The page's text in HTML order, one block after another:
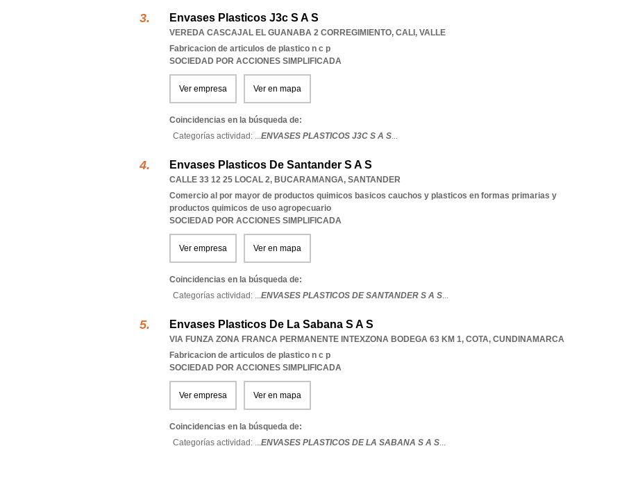
Envases Plasticos J3c S A S
VEREDA CASCAJAL EL GUANABA 2 CORREGIMIENTO, CALI , VALLE
Fabricacion de articulos de plastico n c p
SOCIEDAD POR ACCIONES SIMPLIFICADA
Ver empresa Ver en mapa
Coincidencias en la búsqueda de:
Categorías actividad: ...ENVASES PLASTICOS J3C S A S...
Envases Plasticos De Santander S A S
CALLE 33 12 25 LOCAL 2, BUCARAMANGA, SANTANDER
Comercio al por mayor de productos quimicos basicos cauchos y plasticos en formas primarias y
productos quimicos de uso agropecuario
SOCIEDAD POR ACCIONES SIMPLIFICADA
Ver empresa Ver en mapa
Coincidencias en la búsqueda de:
Categorías actividad: ...ENVASES PLASTICOS DE SANTANDER S A S...
Envases Plasticos De La Sabana S A S
VIA FUNZA ZONA FRANCA PERMANENTE INTEXZONA BODEGA 63 KM 1, COTA, CUNDINAMARCA
Fabricacion de articulos de plastico n c p
SOCIEDAD POR ACCIONES SIMPLIFICADA
Ver empresa Ver en mapa
Coincidencias en la búsqueda de:
Categorías actividad: ...ENVASES PLASTICOS DE LA SABANA S A S...